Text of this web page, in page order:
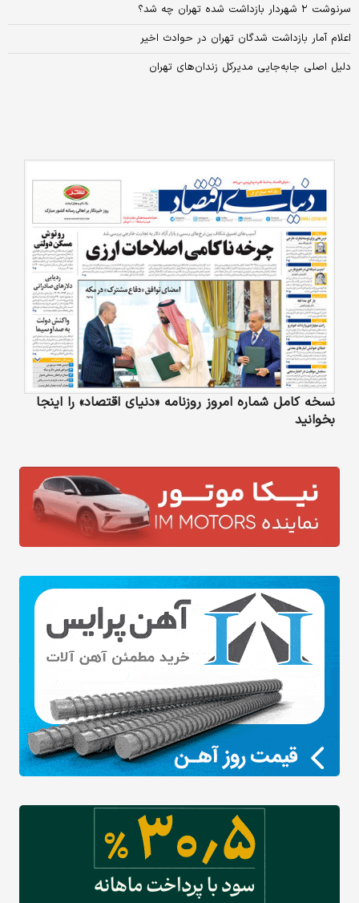
سرنوشت ۲ شهردار بازداشت شده تهران چه شد؟
اعلام آمار بازداشت شدگان تهران در حوادث اخیر
دلیل اصلی جابه‌جایی مدیرکل زندان‌های تهران
نسخه کامل شماره امروز روزنامه «دنیای‌ اقتصاد» را اینجا
بخوانید